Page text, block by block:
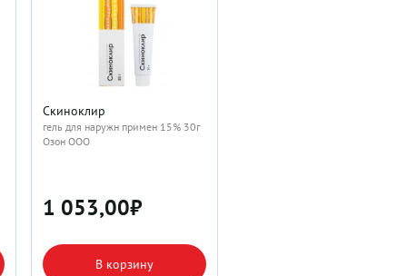
Скиноклир
гель для наружн примен 15% 30г
Озон ООО
1 053,00₽
В корзину